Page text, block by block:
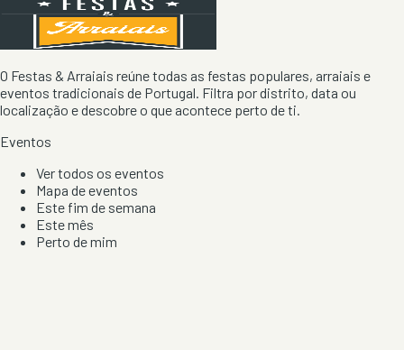
O Festas & Arraiais reúne todas as festas populares, arraiais e
eventos tradicionais de Portugal. Filtra por distrito, data ou
localização e descobre o que acontece perto de ti.
Eventos
Ver todos os eventos
Mapa de eventos
Este fim de semana
Este mês
Perto de mim